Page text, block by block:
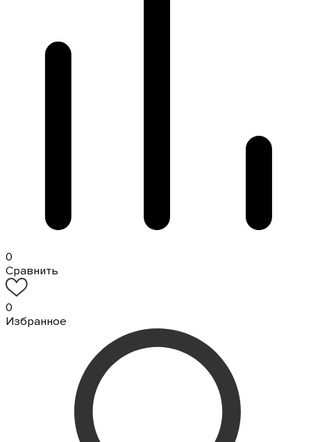
0
Сравнить
0
Избранное